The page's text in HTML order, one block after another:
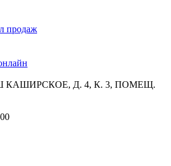
продаж
КАШИРСКОЕ, Д. 4, К. 3, ПОМЕЩ.